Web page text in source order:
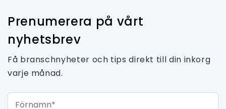
Prenumerera på vårt
nyhetsbrev
Få branschnyheter och tips direkt till din inkorg
varje månad.
Förnamn*